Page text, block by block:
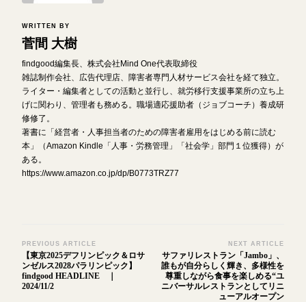
WRITTEN BY
菅間 大樹
findgood編集長、株式会社Mind One代表取締役
雑誌制作会社、広告代理店、障害者専門人材サービス会社を経て独立。
ライター・編集者としての活動と並行し、就労移行支援事業所の立ち上
げに関わり、管理者も務める。職場適応援助者（ジョブコーチ）養成研
修修了。
著書に「経営者・人事担当者のための障害者雇用をはじめる前に読む
本」（Amazon Kindle「人事・労務管理」「社会学」部門１位獲得）が
ある。
https://www.amazon.co.jp/dp/B0773TRZ77
Post
Navigation
PREVIOUS ARTICLE
【東京2025デフリンピック＆ロサ
ンゼルス2028パラリンピック】
findgood HEADLINE ｜
2024/11/2
NEXT ARTICLE
サファリレストラン「Jambo」、
誰もが自分らしく輝き、多様性を
尊重しながら食事を楽しめる“ユ
ニバーサルレストランとしてリニ
ューアルオープン